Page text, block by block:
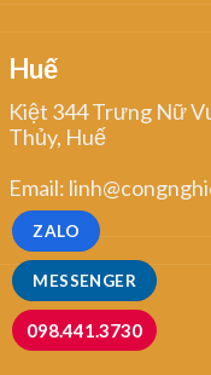
Huế
Kiệt 344 Trưng Nữ
Thủy, Huế
Email:
MESSENGER
ZALO
098.441.3730